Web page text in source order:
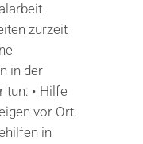
zurzeit
in der
tun: • Hilfe
vor Ort.
in